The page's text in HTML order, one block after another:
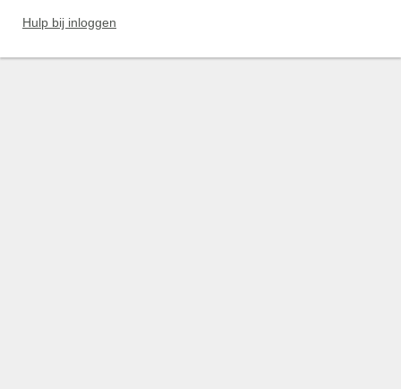
Hulp bij inloggen